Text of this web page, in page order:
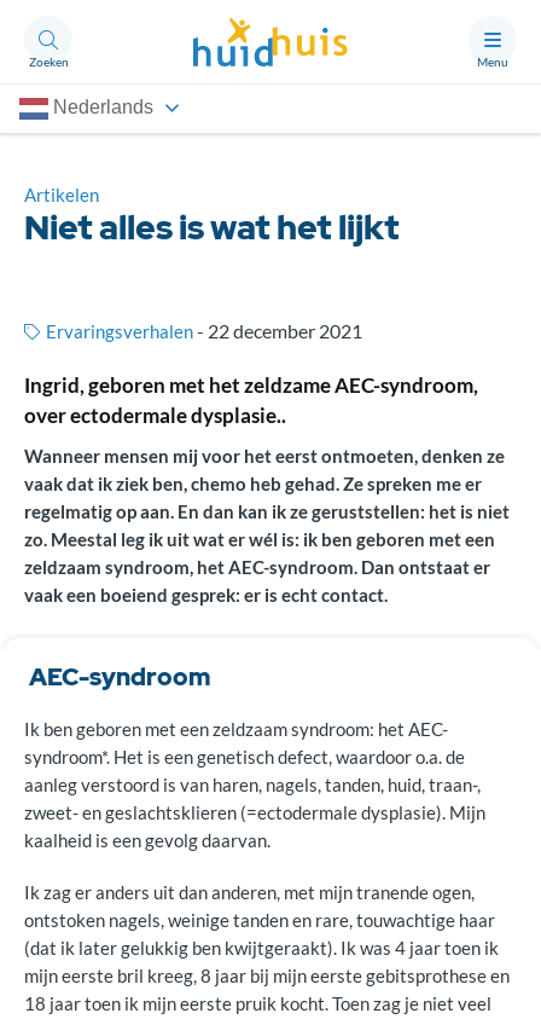
Zoeken Menu
Nederlands
Thema’s
Artikelen
Over Huidhuis
Contact
Doneren
Artikelen
Niet alles is wat het lijkt
Ervaringsverhalen- 22 december 2021
Ingrid, geboren met het zeldzame AEC-syndroom,
over ectodermale dysplasie..
Wanneer mensen mij voor het eerst ontmoeten, denken ze
vaak dat ik ziek ben, chemo heb gehad. Ze spreken me er
regelmatig op aan. En dan kan ik ze geruststellen: het is niet
zo. Meestal leg ik uit wat er wél is: ik ben geboren met een
zeldzaam syndroom, het AEC-syndroom. Dan ontstaat er
vaak een boeiend gesprek: er is echt contact.
AEC-syndroom
Ik ben geboren met een zeldzaam syndroom: het AEC-
syndroom*. Het is een genetisch defect, waardoor o.a. de
aanleg verstoord is van haren, nagels, tanden, huid, traan-,
zweet- en geslachtsklieren (=ectodermale dysplasie). Mijn
kaalheid is een gevolg daarvan.
Ik zag er anders uit dan anderen, met mijn tranende ogen,
ontstoken nagels, weinige tanden en rare, touwachtige haar
(dat ik later gelukkig ben kwijtgeraakt). Ik was 4 jaar toen ik
mijn eerste bril kreeg, 8 jaar bij mijn eerste gebitsprothese en
18 jaar toen ik mijn eerste pruik kocht. Toen zag je niet veel